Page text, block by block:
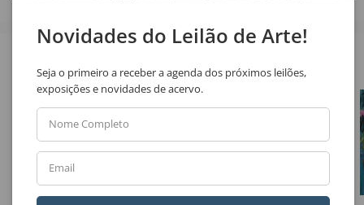
Novidades do Leilão de Arte!
Seja o primeiro a receber a agenda dos próximos leilões,
exposições e novidades de acervo.
Nome Completo
Email